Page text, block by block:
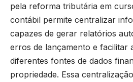
pela reforma tributária em
contábil permite centralizar
capazes de gerar relatórios
erros de lançamento e facilitar
diferentes fontes de dados
propriedade. Essa